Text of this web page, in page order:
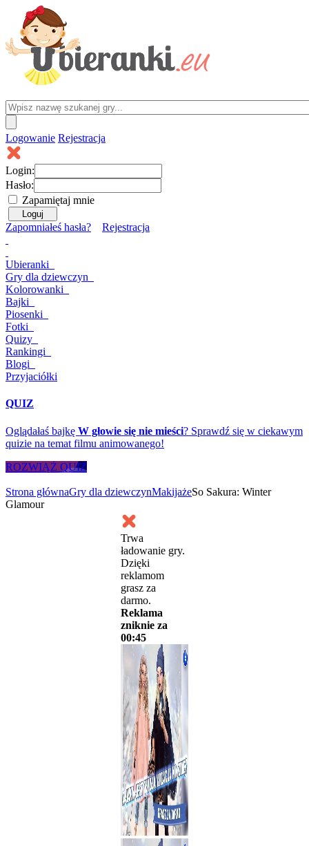
Logowanie Rejestracja
Login:
Hasło:
Zapamiętaj mnie
Zapomniałeś hasła? Rejestracja
Ubieranki
Gry dla dziewczyn
Kolorowanki
Bajki
Piosenki
Fotki
Quizy
Rankingi
Blogi
Przyjaciółki
QUIZ
Oglądałaś bajkę W głowie się nie mieści? Sprawdź się w ciekawym
quizie na temat filmu animowanego!
ROZWIĄŻ QUIZ
Strona głównaGry dla dziewczynMakijażeSo Sakura: Winter
Glamour
Trwa
ładowanie gry.
Dzięki
reklamom
grasz za
darmo.
Reklama
zniknie za
00:45